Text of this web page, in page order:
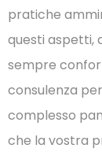
pratiche
questi aspetti,
sempre
consulenza
complesso
che la vostra